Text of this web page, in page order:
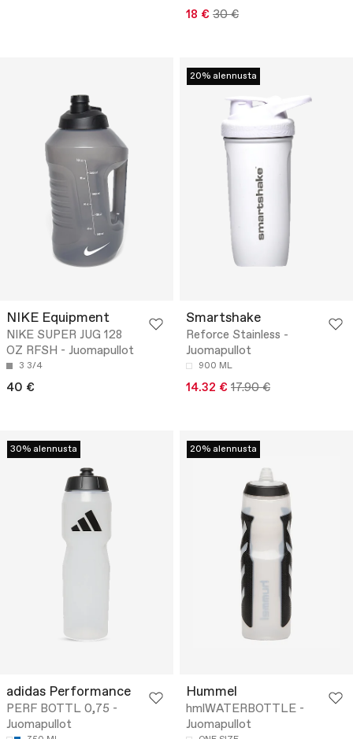
18 € 30 €
NIKE Equipment
NIKE SUPER JUG 128
OZ RFSH - Juomapullot
3 3/4
40 €
20% alennusta
Smartshake
Reforce Stainless -
Juomapullot
900 ML
14.32 € 17.90 €
30% alennusta
adidas Performance
PERF BOTTL 0,75 -
Juomapullot
20% alennusta
Hummel
hmlWATERBOTTLE -
Juomapullot